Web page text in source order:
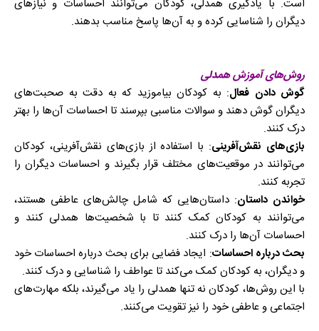
است. با یادگیری همدلی، کودکان می‌توانند احساسات و نیازهای
دیگران را شناسایی کرده و به آن‌ها پاسخ مناسب بدهند.
روش‌های آموزش همدلی
گوش دادن فعال: به کودکان بیاموزید که به دقت به صحبت‌های
دیگران گوش دهند و سوالات مناسبی بپرسند تا احساسات آن‌ها را بهتر
درک کنند.
بازی‌های نقش‌آفرینی: با استفاده از بازی‌های نقش‌آفرینی، کودکان
می‌توانند در موقعیت‌های مختلف قرار بگیرند و احساسات دیگران را
تجربه کنند.
خواندن داستان: داستان‌هایی که شامل چالش‌های عاطفی هستند،
می‌توانند به کودکان کمک کنند تا با شخصیت‌ها همدلی کنند و
احساسات آن‌ها را درک کنند.
بحث درباره احساسات: ایجاد فضایی برای بحث درباره احساسات خود
و دیگران، به کودکان کمک می‌کند تا عواطف را شناسایی و درک کنند.
با این روش‌ها، کودکان نه تنها همدلی را یاد می‌گیرند، بلکه مهارت‌های
اجتماعی و عاطفی خود را نیز تقویت می‌کنند.